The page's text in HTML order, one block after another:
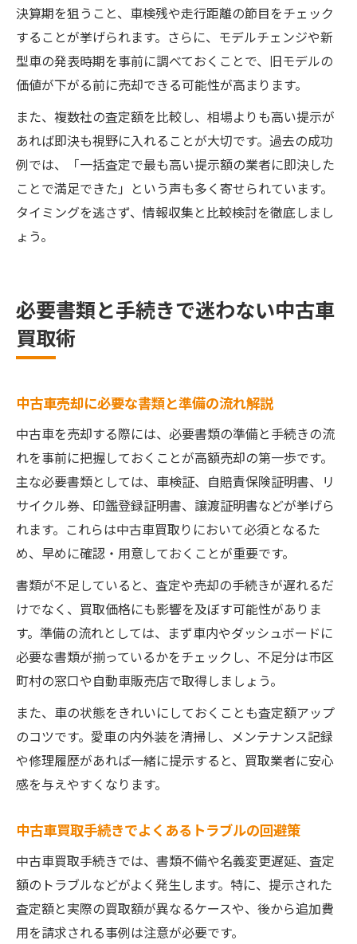
決算期を狙うこと、車検残や走行距離の節目をチェック
することが挙げられます。さらに、モデルチェンジや新
型車の発表時期を事前に調べておくことで、旧モデルの
価値が下がる前に売却できる可能性が高まります。
また、複数社の査定額を比較し、相場よりも高い提示が
あれば即決も視野に入れることが大切です。過去の成功
例では、「一括査定で最も高い提示額の業者に即決した
ことで満足できた」という声も多く寄せられています。
タイミングを逃さず、情報収集と比較検討を徹底しまし
ょう。
必要書類と手続きで迷わない中古車
買取術
中古車売却に必要な書類と準備の流れ解説
中古車を売却する際には、必要書類の準備と手続きの流
れを事前に把握しておくことが高額売却の第一歩です。
主な必要書類としては、車検証、自賠責保険証明書、リ
サイクル券、印鑑登録証明書、譲渡証明書などが挙げら
れます。これらは中古車買取りにおいて必須となるた
め、早めに確認・用意しておくことが重要です。
書類が不足していると、査定や売却の手続きが遅れるだ
けでなく、買取価格にも影響を及ぼす可能性がありま
す。準備の流れとしては、まず車内やダッシュボードに
必要な書類が揃っているかをチェックし、不足分は市区
町村の窓口や自動車販売店で取得しましょう。
また、車の状態をきれいにしておくことも査定額アップ
のコツです。愛車の内外装を清掃し、メンテナンス記録
や修理履歴があれば一緒に提示すると、買取業者に安心
感を与えやすくなります。
中古車買取手続きでよくあるトラブルの回避策
中古車買取手続きでは、書類不備や名義変更遅延、査定
額のトラブルなどがよく発生します。特に、提示された
査定額と実際の買取額が異なるケースや、後から追加費
用を請求される事例は注意が必要です。